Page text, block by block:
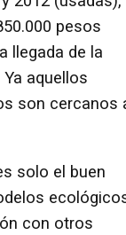
pesos
llegada de la
aquellos
son cercanos
solo el buen
con otros